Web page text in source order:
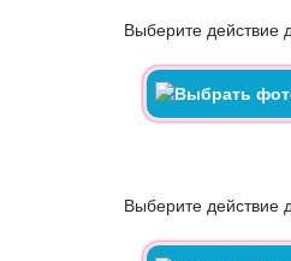
Выберите действие
Выберите действие